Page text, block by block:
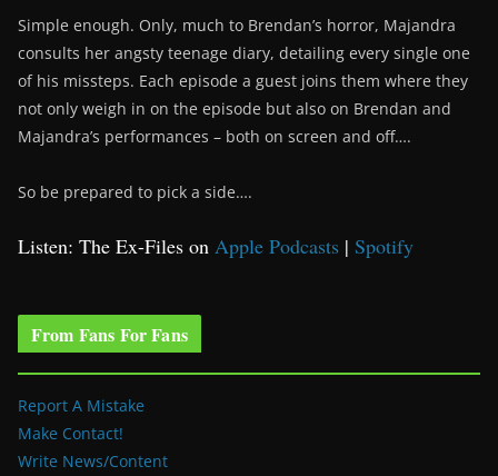
Simple enough. Only, much to Brendan’s horror, Majandra
consults her angsty teenage diary, detailing every single one
of his missteps. Each episode a guest joins them where they
not only weigh in on the episode but also on Brendan and
Majandra’s performances – both on screen and off….
So be prepared to pick a side….
Listen: The Ex-Files on Apple Podcasts | Spotify
From Fans For Fans
Report A Mistake
Make Contact!
Write News/Content